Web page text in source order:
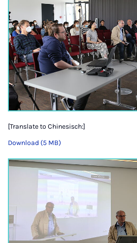
[Translate to Chinesisch:]
Download (5 MB)